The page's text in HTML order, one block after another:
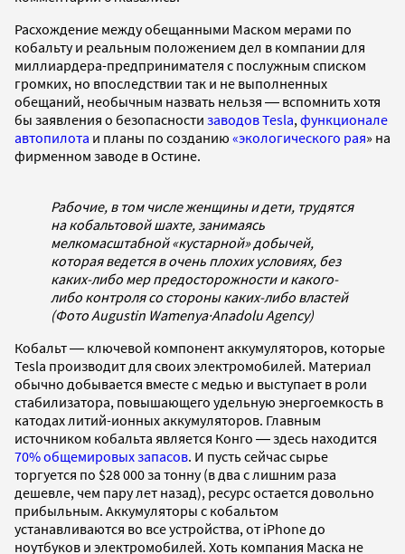
Расхождение между обещанными Маском мерами по
кобальту и реальным положением дел в компании для
миллиардера-предпринимателя с послужным списком
громких, но впоследствии так и не выполненных
обещаний, необычным назвать нельзя ― вспомнить хотя
бы заявления о безопасности заводов Tesla, функционале
автопилота и планы по созданию «экологического рая» на
фирменном заводе в Остине.
Рабочие, в том числе женщины и дети, трудятся
на кобальтовой шахте, занимаясь
мелкомасштабной «кустарной» добычей,
которая ведется в очень плохих условиях, без
каких-либо мер предосторожности и какого-
либо контроля со стороны каких-либо властей
(Фото Augustin Wamenya·Anadolu Agency)
Кобальт ― ключевой компонент аккумуляторов, которые
Tesla производит для своих электромобилей. Материал
обычно добывается вместе с медью и выступает в роли
стабилизатора, повышающего удельную энергоемкость в
катодах литий-ионных аккумуляторов. Главным
источником кобальта является Конго ― здесь находится
70% общемировых запасов. И пусть сейчас сырье
торгуется по $28 000 за тонну (в два с лишним раза
дешевле, чем пару лет назад), ресурс остается довольно
прибыльным. Аккумуляторы с кобальтом
устанавливаются во все устройства, от iPhone до
ноутбуков и электромобилей. Хоть компания Маска не